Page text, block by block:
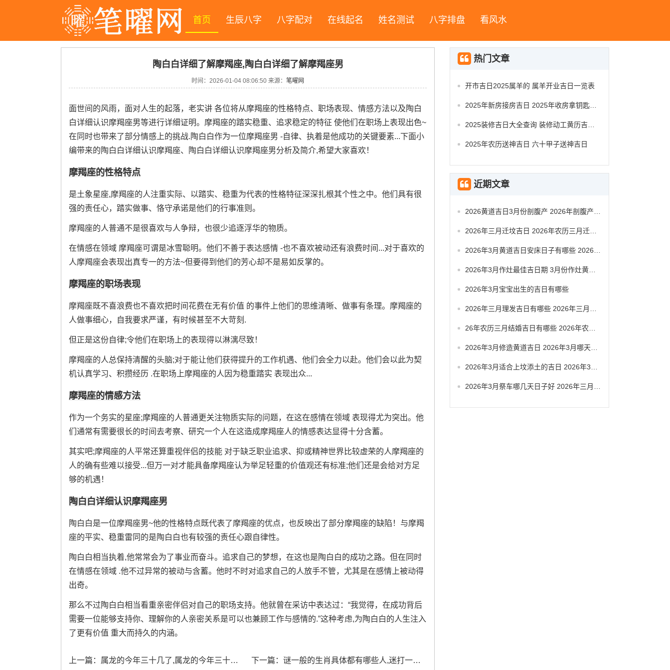
首页 生辰八字 八字配对 在线起名 姓名测试 八字排盘 看风水
陶白白详细了解摩羯座,陶白白详细了解摩羯座男
时间： 2026-01-04 08:06:50 来源： 笔曜网
面世间的风雨，面对人生的起落，老实讲 各位将从摩羯座的性格特点、职场表现、情感方法以及陶白
白详细认识摩羯座男等进行详细证明。摩羯座的踏实稳重、追求稳定的特征 使他们在职场上表现出色~
在同时也带来了部分情感上的挑战.陶白白作为一位摩羯座男 -自律、执着是他成功的关键要素...下面小
编带来的陶白白详细认识摩羯座、陶白白详细认识摩羯座男分析及简介,希望大家喜欢！
摩羯座的性格特点
是土象星座,摩羯座的人注重实际、以踏实、稳重为代表的性格特征深深扎根其个性之中。他们具有很
强的责任心，踏实做事、恪守承诺是他们的行事准则。
摩羯座的人普通不是很喜欢与人争辩，也很少追逐浮华的物质。
在情感在领域 摩羯座可谓是冰雪聪明。他们不善于表达感情 -也不喜欢被动还有浪费时间...对于喜欢的
人摩羯座会表现出真专一的方法~但要得到他们的芳心却不是易如反掌的。
摩羯座的职场表现
摩羯座既不喜浪费也不喜欢把时间花费在无有价值 的事件上他们的思维清晰、做事有条理。摩羯座的
人做事细心，自我要求严谨，有时候甚至不大苛刻.
但正是这份自律;令他们在职场上的表现得以淋漓尽致！
摩羯座的人总保持清醒的头脑;对于能让他们获得提升的工作机遇、他们会全力以赴。他们会以此为契
机认真学习、积攒经历 .在职场上摩羯座的人因为稳重踏实 表现出众...
摩羯座的情感方法
作为一个务实的星座;摩羯座的人普通更关注物质实际的问题，在这在感情在领域 表现得尤为突出。他
们通常有需要很长的时间去考察、研究一个人在这造成摩羯座人的情感表达显得十分含蓄。
其实吧;摩羯座的人平常还算重视伴侣的技能 对于缺乏职业追求、抑或精神世界比较虚荣的人摩羯座的
人的确有些难以接受...但万一对才能具备摩羯座认为举足轻重的价值观还有标准;他们还是会给对方足
够的机遇！
陶白白详细认识摩羯座男
陶白白是一位摩羯座男~他的性格特点既代表了摩羯座的优点，也反映出了部分摩羯座的缺陷！与摩羯
座的平实、稳重雷同的是陶白白也有较强的责任心跟自律性。
陶白白相当执着,他常常会为了事业而奋斗。追求自己的梦想，在这也是陶白白的成功之路。但在同时
在情感在领域 .他不过异常的被动与含蓄。他时不时对追求自己的人放手不管，尤其是在感情上被动得
出奇。
那么不过陶白白相当看重亲密伴侣对自己的职场支持。他就曾在采访中表达过：“我觉得，在成功背后
需要一位能够支持你、理解你的人亲密关系是可以也兼顾工作与感情的.”这种考虑,为陶白白的人生注入
了更有价值 重大而持久的内涵。
上一篇： 属龙的今年三十几了,属龙的今年三十几了？ 下一篇：谜一般的生肖具体都有哪些人,迷打一个生肖
热门文章
开市吉日2025属羊的 属羊开业吉日一览表
2025年农历送神吉日 六十甲子送神吉日
近期文章
2026年3月宝宝出生的吉日有哪些